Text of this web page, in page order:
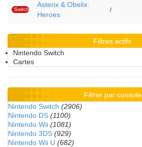
Switch
Asterix & Obelix:
Heroes
/
Filtres actifs
Nintendo Switch
Cartes
Filtrer par console
Nintendo Switch (2906)
Nintendo DS (1100)
Nintendo Wii (1081)
Nintendo 3DS (929)
Nintendo Wii U (682)